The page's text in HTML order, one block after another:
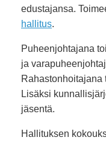
edustajansa.
hallitus.
Puheenjohtajana
ja
Rahastonhoitajana
Lisäksi
jäsentä.
Hallituksen